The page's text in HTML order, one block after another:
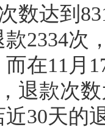
数达到
2334次
在11月
退款次
30天的